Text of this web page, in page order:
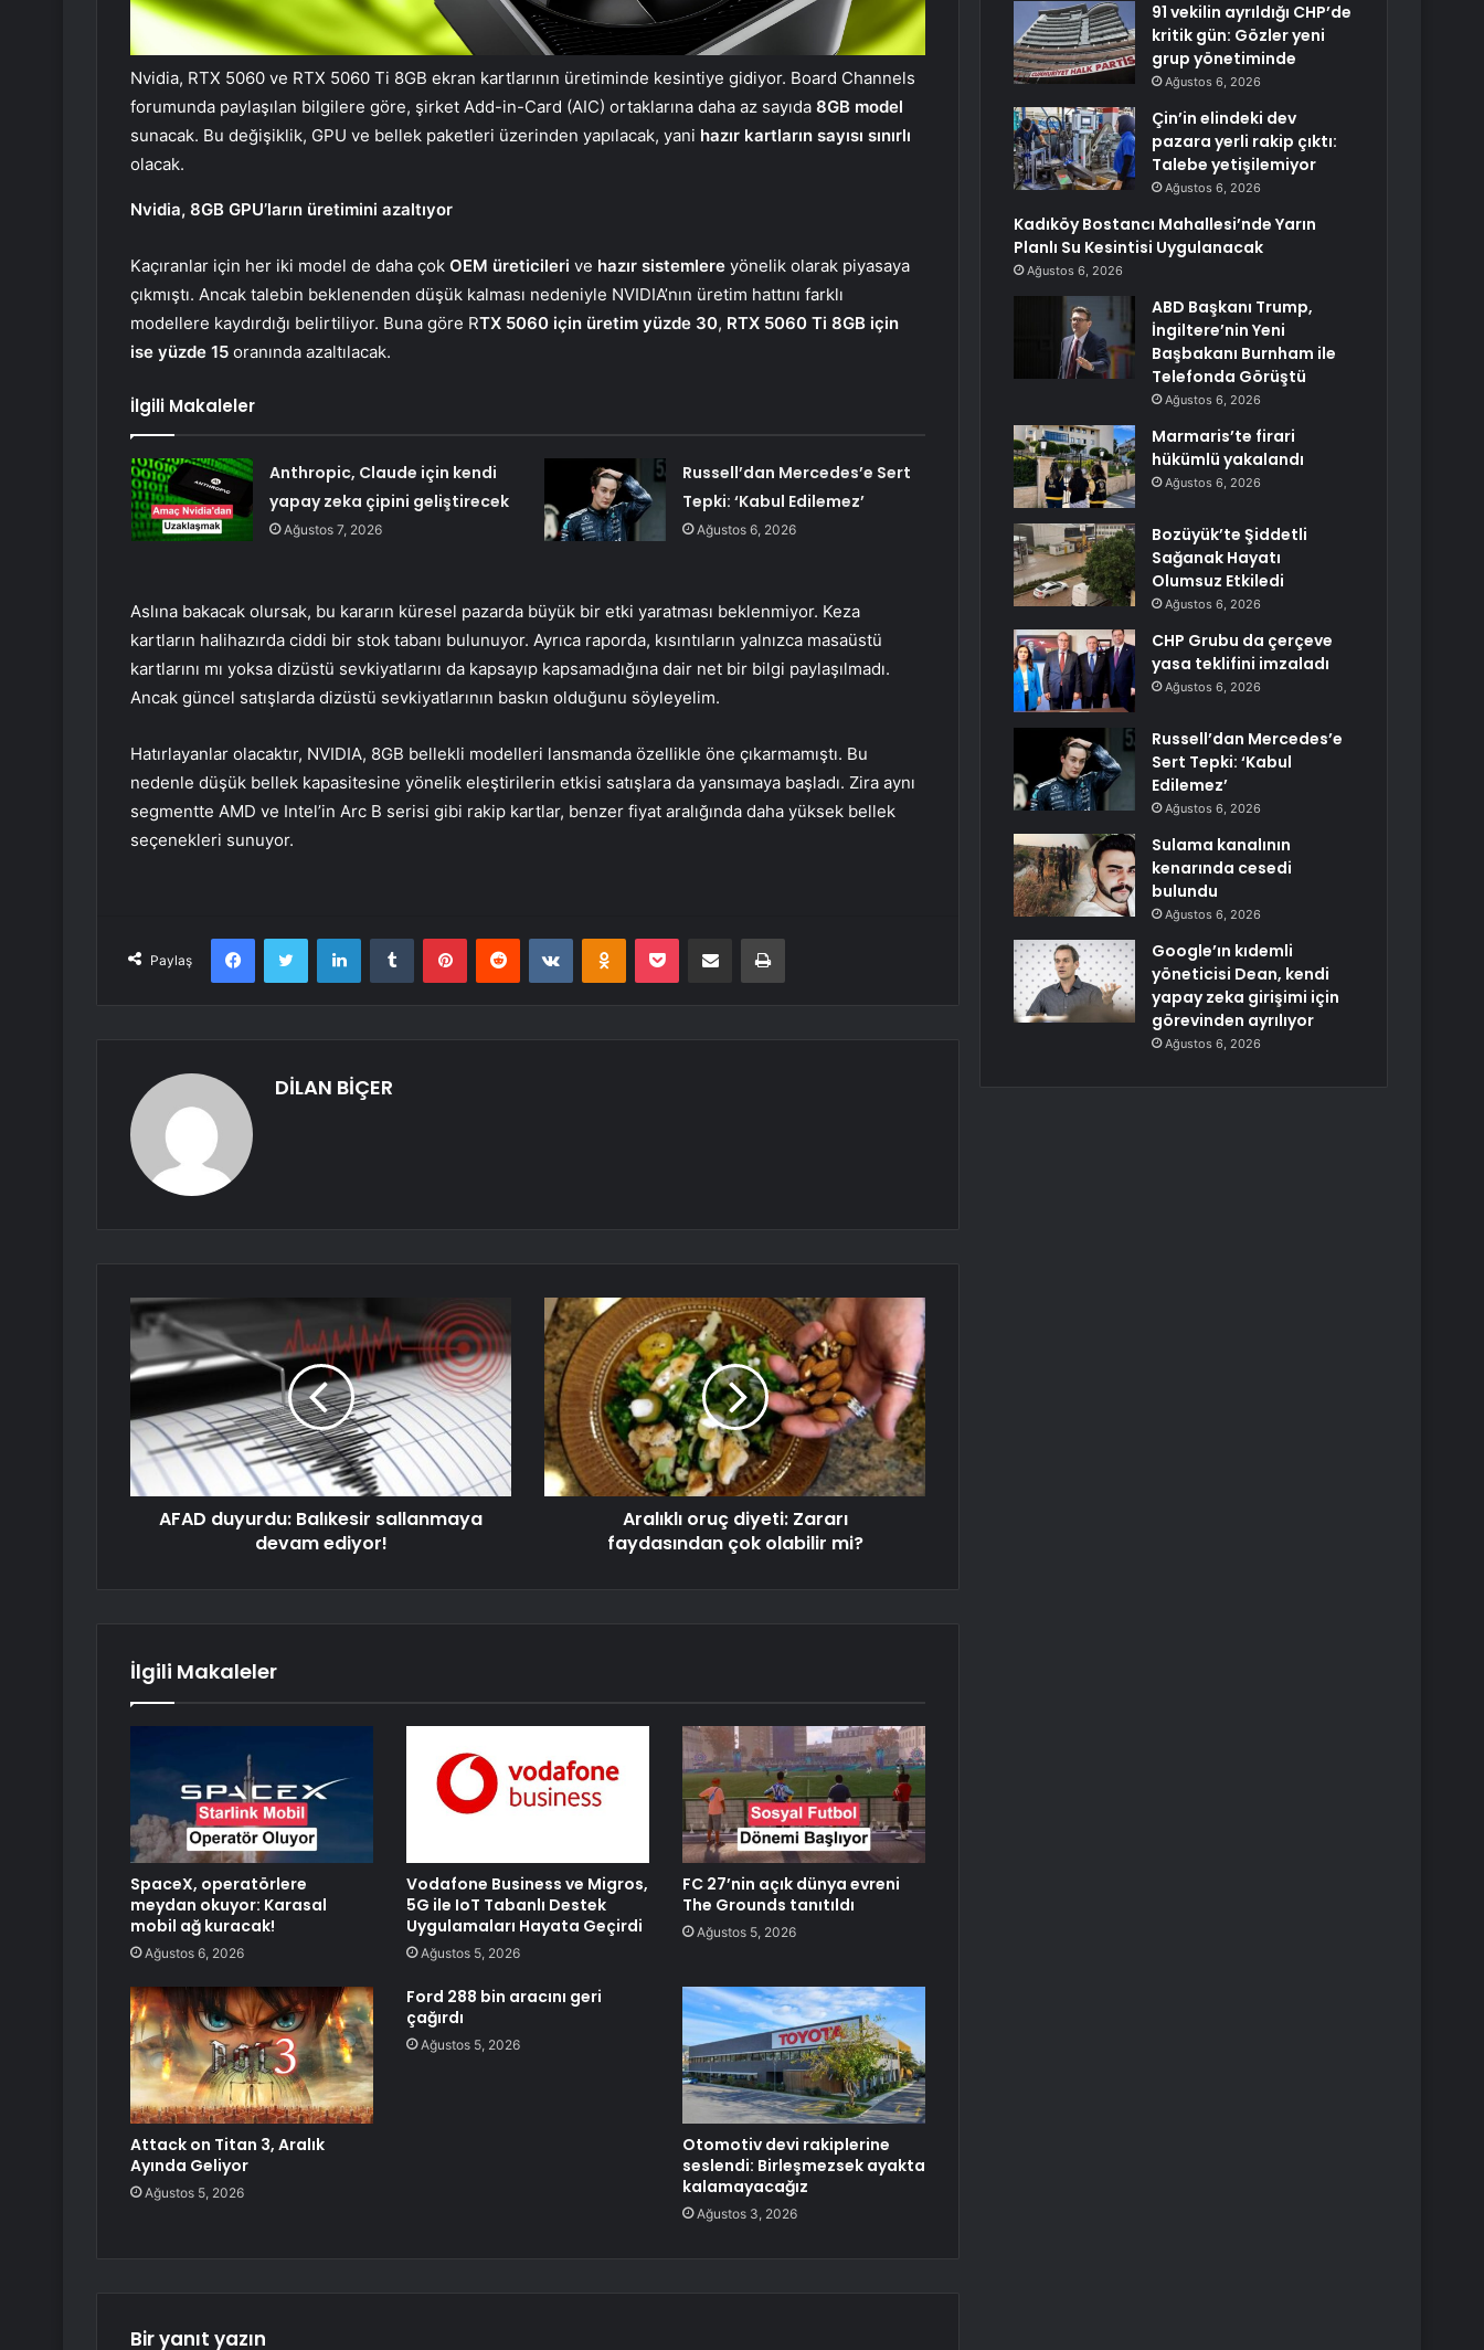
Nvidia, RTX 5060 ve RTX 5060 Ti 8GB ekran kartlarının üretiminde kesintiye gidiyor. Board Channels
forumunda paylaşılan bilgilere göre, şirket Add-in-Card (AIC) ortaklarına daha az sayıda 8GB model
sunacak. Bu değişiklik, GPU ve bellek paketleri üzerinden yapılacak, yani hazır kartların sayısı sınırlı
olacak.
Nvidia, 8GB GPU’ların üretimini azaltıyor
Kaçıranlar için her iki model de daha çok OEM üreticileri ve hazır sistemlere yönelik olarak piyasaya
çıkmıştı. Ancak talebin beklenenden düşük kalması nedeniyle NVIDIA’nın üretim hattını farklı
modellere kaydırdığı belirtiliyor. Buna göre RTX 5060 için üretim yüzde 30, RTX 5060 Ti 8GB için
ise yüzde 15 oranında azaltılacak.
İlgili Makaleler
Anthropic, Claude için kendi
yapay zeka çipini geliştirecek
Ağustos 7, 2026
Russell’dan Mercedes’e Sert
Tepki: ‘Kabul Edilemez’
Ağustos 6, 2026
Aslına bakacak olursak, bu kararın küresel pazarda büyük bir etki yaratması beklenmiyor. Keza
kartların halihazırda ciddi bir stok tabanı bulunuyor. Ayrıca raporda, kısıntıların yalnızca masaüstü
kartlarını mı yoksa dizüstü sevkiyatlarını da kapsayıp kapsamadığına dair net bir bilgi paylaşılmadı.
Ancak güncel satışlarda dizüstü sevkiyatlarının baskın olduğunu söyleyelim.
Hatırlayanlar olacaktır, NVIDIA, 8GB bellekli modelleri lansmanda özellikle öne çıkarmamıştı. Bu
nedenle düşük bellek kapasitesine yönelik eleştirilerin etkisi satışlara da yansımaya başladı. Zira aynı
segmentte AMD ve Intel’in Arc B serisi gibi rakip kartlar, benzer fiyat aralığında daha yüksek bellek
seçenekleri sunuyor.
Paylaş
FacebookTwitter LinkedInTumblr PinterestReddit VKontakteOdnoklassniki
Pocket E-Posta ile paylaş Yazdır
DİLAN BİÇER
AFAD duyurdu: Balıkesir sallanmaya
devam ediyor!
Aralıklı oruç diyeti: Zararı
faydasından çok olabilir mi?
İlgili Makaleler
SpaceX, operatörlere
meydan okuyor: Karasal
mobil ağ kuracak!
Ağustos 6, 2026
Vodafone Business ve Migros,
5G ile IoT Tabanlı Destek
Uygulamaları Hayata Geçirdi
Ağustos 5, 2026
FC 27’nin açık dünya evreni
The Grounds tanıtıldı
Ağustos 5, 2026
Attack on Titan 3, Aralık
Ayında Geliyor
Ağustos 5, 2026
Ford 288 bin aracını geri
çağırdı
Ağustos 5, 2026
Otomotiv devi rakiplerine
seslendi: Birleşmezsek ayakta
kalamayacağız
Ağustos 3, 2026
Bir yanıt yazın
91 vekilin ayrıldığı CHP’de
kritik gün: Gözler yeni
grup yönetiminde
Ağustos 6, 2026
Çin’in elindeki dev
pazara yerli rakip çıktı:
Talebe yetişilemiyor
Ağustos 6, 2026
Kadıköy Bostancı Mahallesi’nde Yarın
Planlı Su Kesintisi Uygulanacak
Ağustos 6, 2026
ABD Başkanı Trump,
İngiltere’nin Yeni
Başbakanı Burnham ile
Telefonda Görüştü
Ağustos 6, 2026
Marmaris’te firari
hükümlü yakalandı
Ağustos 6, 2026
Bozüyük’te Şiddetli
Sağanak Hayatı
Olumsuz Etkiledi
Ağustos 6, 2026
CHP Grubu da çerçeve
yasa teklifini imzaladı
Ağustos 6, 2026
Russell’dan Mercedes’e
Sert Tepki: ‘Kabul
Edilemez’
Ağustos 6, 2026
Sulama kanalının
kenarında cesedi
bulundu
Ağustos 6, 2026
Google’ın kıdemli
yöneticisi Dean, kendi
yapay zeka girişimi için
görevinden ayrılıyor
Ağustos 6, 2026